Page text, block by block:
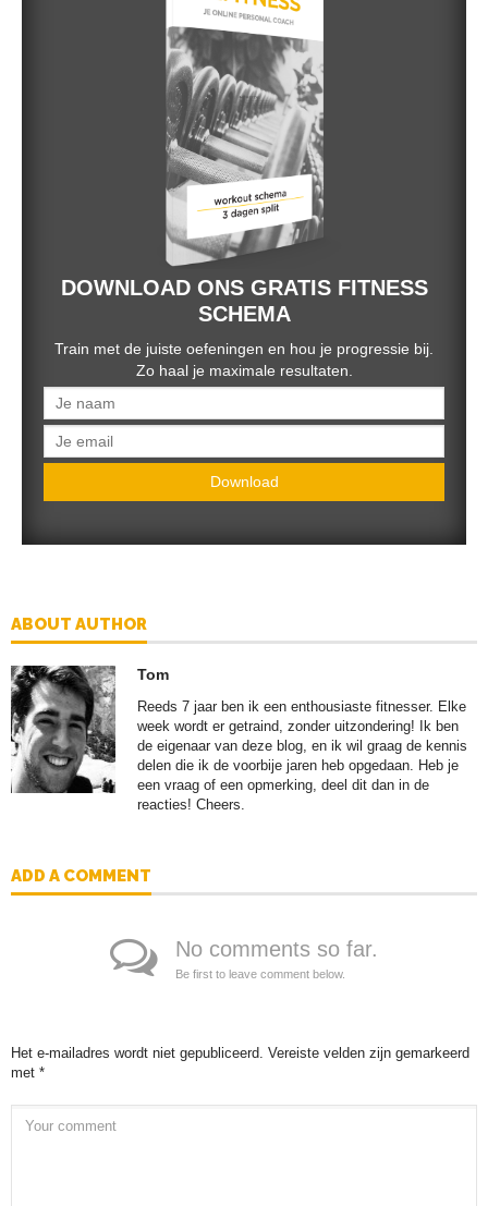
DOWNLOAD ONS GRATIS FITNESS
SCHEMA
Train met de juiste oefeningen en hou je progressie bij.
Zo haal je maximale resultaten.
Download
ABOUT AUTHOR
Tom
Reeds 7 jaar ben ik een enthousiaste fitnesser. Elke
week wordt er getraind, zonder uitzondering! Ik ben
de eigenaar van deze blog, en ik wil graag de kennis
delen die ik de voorbije jaren heb opgedaan. Heb je
een vraag of een opmerking, deel dit dan in de
reacties! Cheers.
ADD A COMMENT
No comments so far.
Be first to leave comment below.
Het e-mailadres wordt niet gepubliceerd. Vereiste velden zijn gemarkeerd
met *